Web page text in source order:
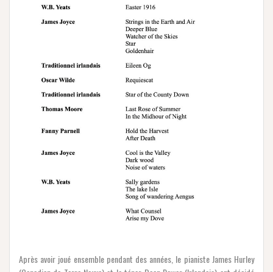
Après avoir joué ensemble pendant des années, le pianiste James Hurley